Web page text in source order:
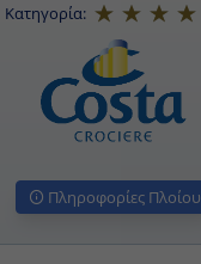
Κατηγορία:
Πληροφορίες Πλοίου